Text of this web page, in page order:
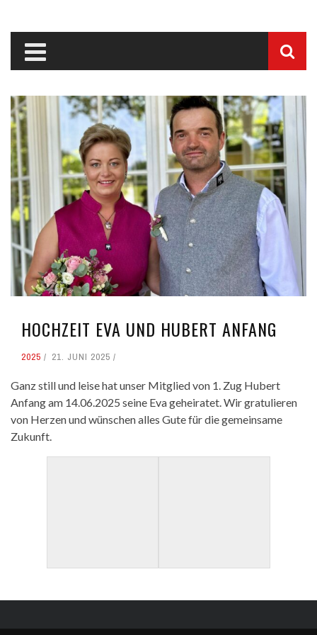
HOCHZEIT EVA UND HUBERT ANFANG
2025 21. JUNI 2025
Ganz still und leise hat unser Mitglied von 1. Zug Hubert
Anfang am 14.06.2025 seine Eva geheiratet. Wir gratulieren
von Herzen und wünschen alles Gute für die gemeinsame
Zukunft.